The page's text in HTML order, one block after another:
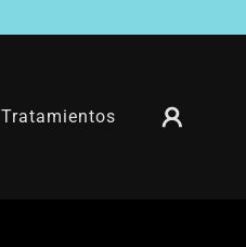
Tratamientos